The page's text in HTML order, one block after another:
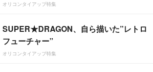
オリコンタイアップ特集
SUPER★DRAGON、自ら描いた”レトロ
フューチャー”
オリコンタイアップ特集